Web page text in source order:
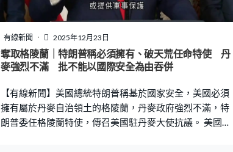
有線新聞 2025年12月23日
奪取格陵蘭｜特朗普稱必須擁有、破天荒任命特使 丹
麥強烈不滿 批不能以國際安全為由吞併
【有線新聞】美國總統特朗普稱基於國家安全，美國必須
擁有屬於丹麥自治領土的格陵蘭，丹麥政府強烈不滿，特
朗普委任格陵蘭特使，傳召美國駐丹麥大使抗議。 美國總